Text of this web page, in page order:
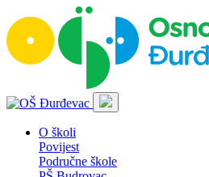
O školi
Povijest
Područne škole